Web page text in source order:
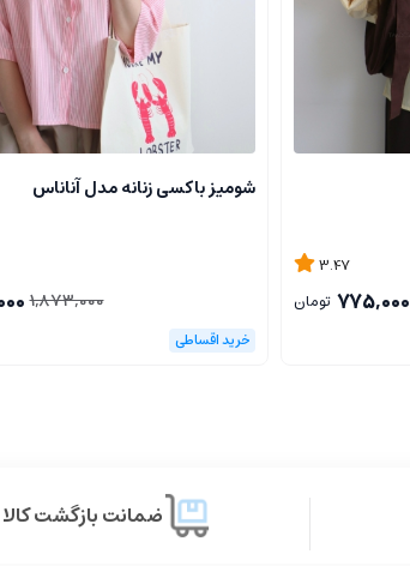
3.47
775,000 تومان
شومیز باکسی زنانه مدل آناناس
1,873,000
ضمانت بازگشت کالا